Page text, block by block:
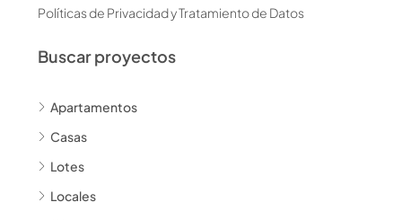
Políticas de Privacidad y Tratamiento de Datos
Buscar proyectos
Apartamentos
Casas
Lotes
Locales